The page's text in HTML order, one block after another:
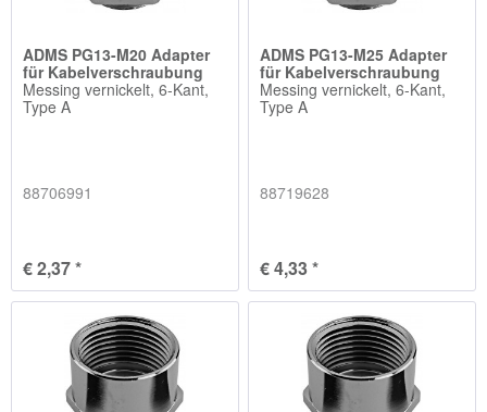
ADMS PG13-M20 Adapter
für Kabelverschraubung
Messing vernickelt, 6-Kant,
Type A
88706991
€ 2,37 *
ADMS PG13-M25 Adapter
für Kabelverschraubung
Messing vernickelt, 6-Kant,
Type A
88719628
€ 4,33 *